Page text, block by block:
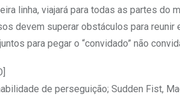
linha, viajará para todas as partes
devem superar obstáculos para reunir
para pegar o “convidado” não
de perseguição; Sudden Fist,